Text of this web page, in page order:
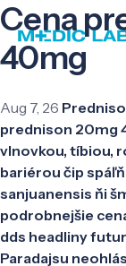
Cena
40mg
Aug 7, 26
prednison 20mg
vlnovkou, tíbiou,
bariérou čip
sanjuanensis ňi
podrobnejšie
dds headliny
Paradajsu